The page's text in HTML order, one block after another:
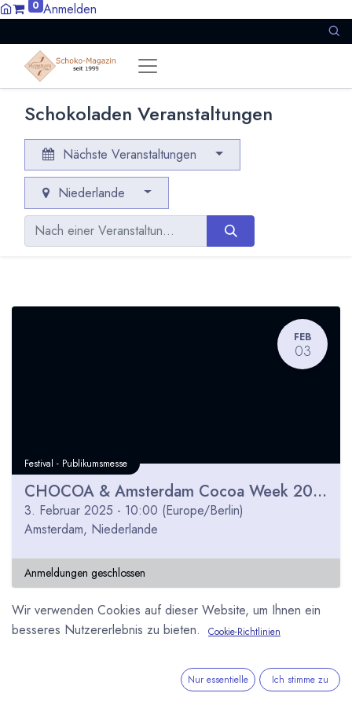
0 Anmelden
Schokoladen Veranstaltungen
Nächste Veranstaltungen
Niederlande
FEB
03
Festival - Publikumsmesse
CHOCOA & Amsterdam Cocoa Week 2025
3. Februar 2025 - 10:00 (Europe/Berlin)
Amsterdam, Niederlande
Anmeldungen geschlossen
Wir verwenden Cookies auf dieser Website, um Ihnen ein
besseres Nutzererlebnis zu bieten.
Cookie-Richtlinien
Nur essentielle Ich stimme zu